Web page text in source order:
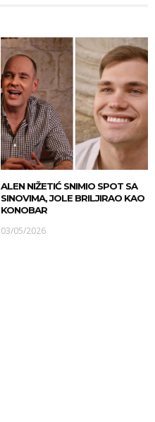
ALEN NIŽETIĆ SNIMIO SPOT SA
SINOVIMA, JOLE BRILJIRAO KAO
KONOBAR
03/05/2026